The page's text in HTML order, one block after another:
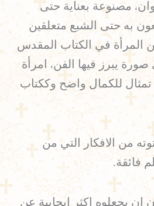
مصنوعة بعناية حتى
به حتى الشبع متعلقين
المرأة في الكتاب المقدس
يبرز فيها الفن، امرأة
للكمال واضح وككتاب
من الافكار التي من
فائقة.